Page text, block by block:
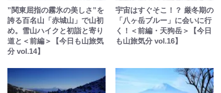
”関東屈指の霧氷の美しさ”を
誇る百名山「赤城山」で山初
め。雪山ハイクと初詣と寄り
道と＜前編＞【今日も山旅気
分 vol.14】
宇宙はすぐそこ！？ 厳冬期の
「八ヶ岳ブルー」に会いに行
く！＜前編・天狗岳＞【今日
も山旅気分 vol.16】